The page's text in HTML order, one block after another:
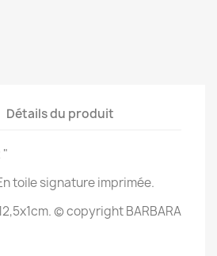
Détails du produit
"
toile signature imprimée.
cm. © copyright BARBARA